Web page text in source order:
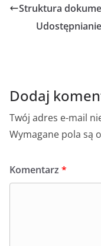
Struktura
Dodaj
Twój adres e-mail
Wymagane pola są
Komentarz *